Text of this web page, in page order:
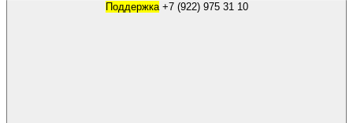
Поддержка +7 (922) 975 31 10